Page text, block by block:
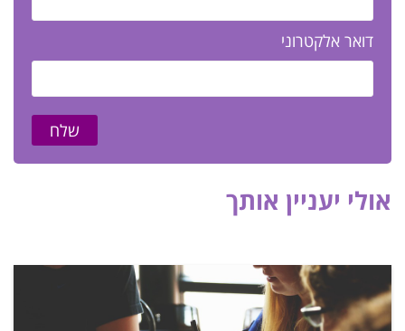
דואר אלקטרוני
שלח
אולי יעניין אותך